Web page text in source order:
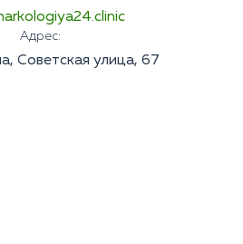
Адрес:
Советская улица, 67